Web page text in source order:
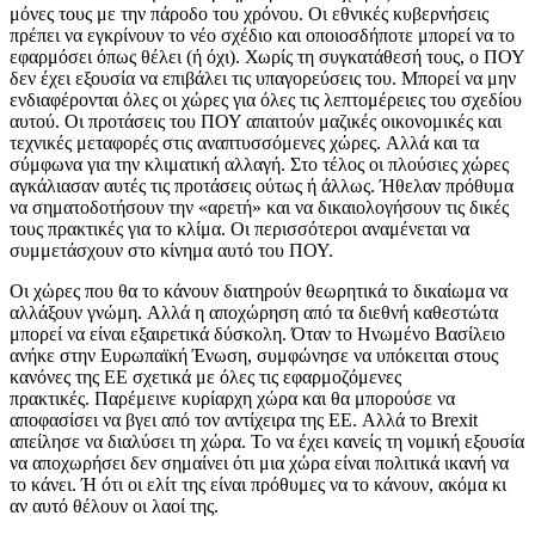
μόνες τους με την πάροδο του χρόνου. Οι εθνικές κυβερνήσεις
πρέπει να εγκρίνουν το νέο σχέδιο και οποιοσδήποτε μπορεί να το
εφαρμόσει όπως θέλει (ή όχι). Χωρίς τη συγκατάθεσή τους, ο ΠΟΥ
δεν έχει εξουσία να επιβάλει τις υπαγορεύσεις του. Μπορεί να μην
ενδιαφέρονται όλες οι χώρες για όλες τις λεπτομέρειες του σχεδίου
αυτού. Οι προτάσεις του ΠΟΥ απαιτούν μαζικές οικονομικές και
τεχνικές μεταφορές στις αναπτυσσόμενες χώρες. Αλλά και τα
σύμφωνα για την κλιματική αλλαγή. Στο τέλος οι πλούσιες χώρες
αγκάλιασαν αυτές τις προτάσεις ούτως ή άλλως. Ήθελαν πρόθυμα
να σηματοδοτήσουν την «αρετή» και να δικαιολογήσουν τις δικές
τους πρακτικές για το κλίμα. Οι περισσότεροι αναμένεται να
συμμετάσχουν στο κίνημα αυτό του ΠΟΥ.
Οι χώρες που θα το κάνουν διατηρούν θεωρητικά το δικαίωμα να
αλλάξουν γνώμη. Αλλά η αποχώρηση από τα διεθνή καθεστώτα
μπορεί να είναι εξαιρετικά δύσκολη. Όταν το Ηνωμένο Βασίλειο
ανήκε στην Ευρωπαϊκή Ένωση, συμφώνησε να υπόκειται στους
κανόνες της ΕΕ σχετικά με όλες τις εφαρμοζόμενες
πρακτικές. Παρέμεινε κυρίαρχη χώρα και θα μπορούσε να
αποφασίσει να βγει από τον αντίχειρα της ΕΕ. Αλλά το Brexit
απείλησε να διαλύσει τη χώρα. Το να έχει κανείς τη νομική εξουσία
να αποχωρήσει δεν σημαίνει ότι μια χώρα είναι πολιτικά ικανή να
το κάνει. Ή ότι οι ελίτ της είναι πρόθυμες να το κάνουν, ακόμα κι
αν αυτό θέλουν οι λαοί της.